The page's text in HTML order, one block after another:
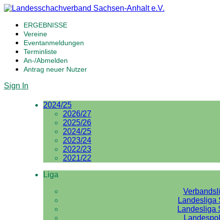
ERGEBNISSE
Vereine
Eventanmeldungen
Terminliste
An-/Abmelden
Antrag neuer Nutzer
Sign In
2024/25
2026/27
2025/26
2024/25
2023/24
2022/23
2021/22
Liga
Landesliga
Landesliga